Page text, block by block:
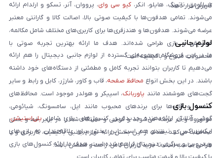
کاربران قرار دهد.
شیائومی، ناتینگ، هایلو، انکر، کیو سی وای، پرووان، آنر، تسکو و ارلدام ارائه
می‌شوند. تمامی هدفون‌ها با کیفیت صوتی بالا، اصالت کالا و گارانتی معتبر
عرضه می‌شوند. هدفون‌ها و هندزفری‌ها برای کاربری‌های مختلف شامل مکالمه،
موسیقی و بازی طراحی شده‌اند. هدف ما ارائه بهترین تجربه صوتی با
محصولات متنوع و باکیفیت است.
لوازم جانبی
ما در این فروشگاه مجموعه‌ای گسترده از لوازم جانبی دیجیتال را هم ارائه
می‌دهیم تا کاربران بتوانند تجربه کامل و مطمئنی از دستگاه‌های خود داشته
باشند. در این بخش انواع محافظ صفحه، قاب و کاور، شارژر، کابل و رابط و سایر
گجت‌های هوشمند مانند پاوربانک، اسپیکر و هولدر موجود است. محافظ‌های
صفحه و قاب‌ها برای برندهای محبوب مانند اپل، سامسونگ، شیائومی،
موتورولا و آنر عرضه می‌شوند و گوشی و دستگاه شما را در برابر خط و خش
محافظت می‌کنند. هدف از این بخش ارائه لوازم جانبی باکیفیت، کاربردی و با
طراحی مناسب است تا خرید کاربران کامل، راحت و مطمئن باشد.
کنسول بازی
گوشی آنلاین ارائه‌دهنده جدیدترین کنسول‌های بازی شامل پلی‌استیشن،
ایکس‌باکس و نینتندو هم است. این بخش برای علاقه‌مندان به بازی‌های
ویدیویی و سرگرمی دیجیتال فراهم شده است. هدف ما ارائه کنسول‌های بازی